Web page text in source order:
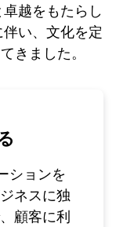
越をもたらし
い、文化を定
きました。
ションを
ネスに独
顧客に利